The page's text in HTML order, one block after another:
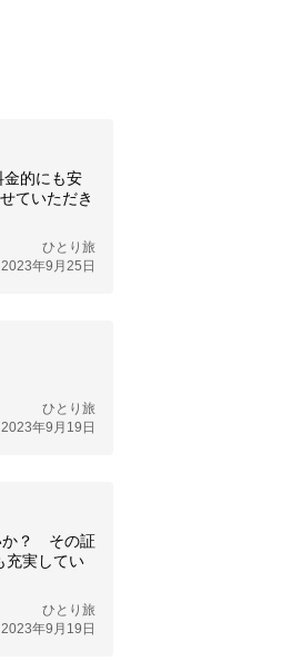
金的にも安
ていただき
ひとり旅
年9月25日
ひとり旅
年9月19日
か？ その証
充実してい
ひとり旅
年9月19日